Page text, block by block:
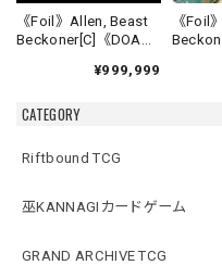
CATEGORY
Riftbound TCG
巫KANNAGIカードゲーム
GRAND ARCHIVE TCG
《Foil》Allen, Beast
Beckoner[C]《DOA
¥999,999
《Foil